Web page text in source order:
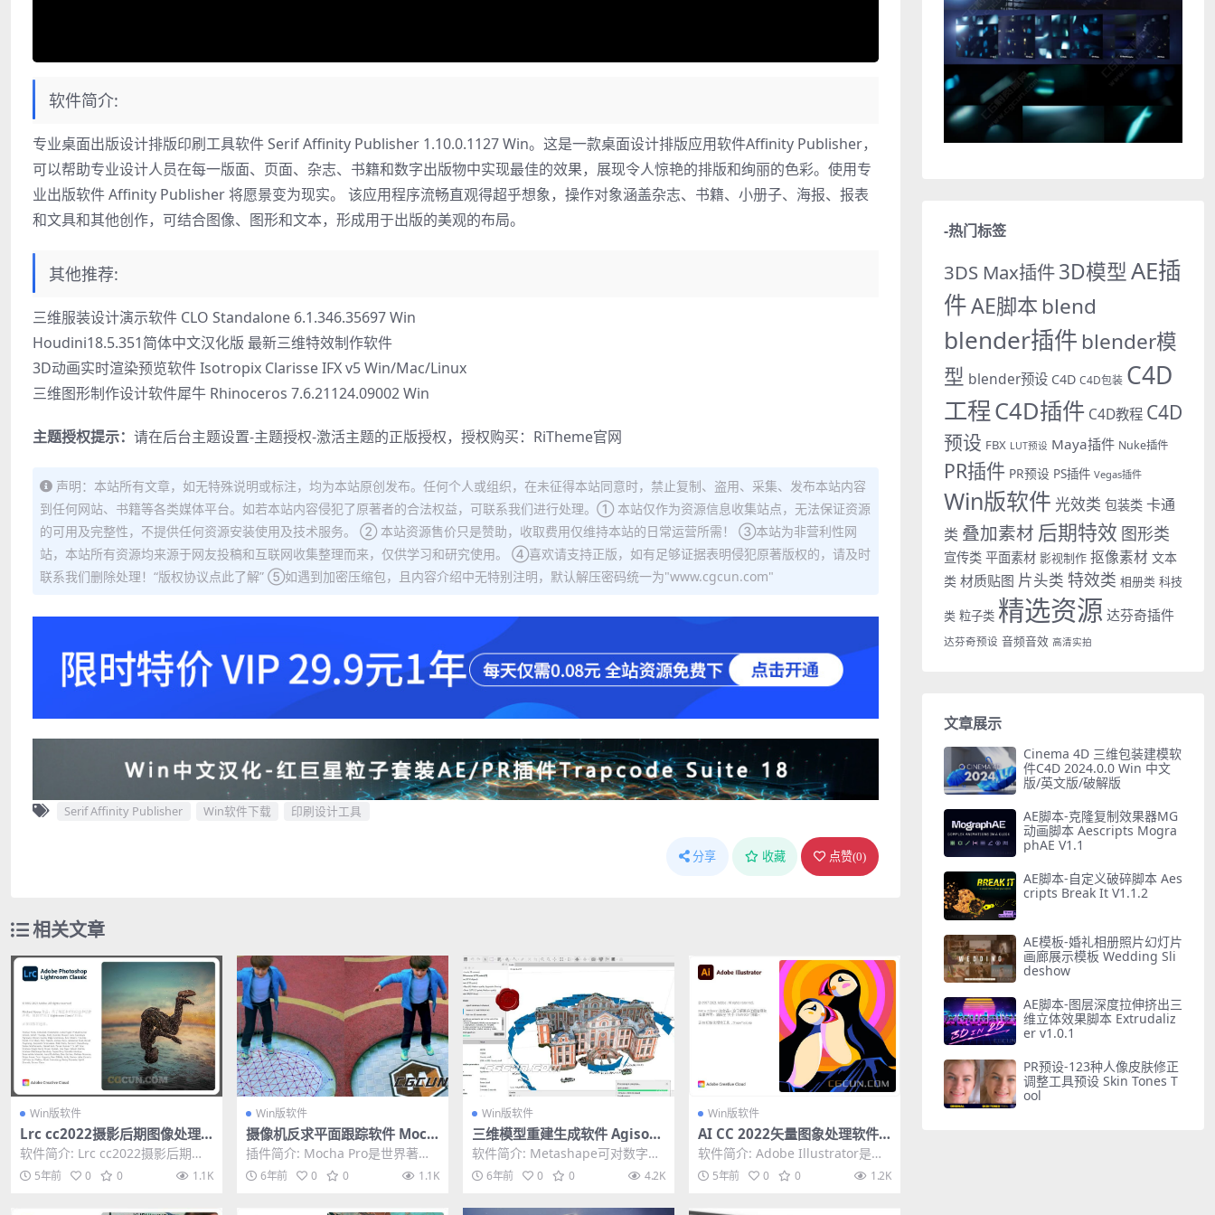
软件简介:
专业桌面出版设计排版印刷工具软件 Serif Affinity Publisher 1.10.0.1127 Win。这是一款桌面设计排版应用软件Affinity Publisher，
可以帮助专业设计人员在每一版面、页面、杂志、书籍和数字出版物中实现最佳的效果，展现令人惊艳的排版和绚丽的色彩。使用专
业出版软件 Affinity Publisher 将愿景变为现实。 该应用程序流畅直观得超乎想象，操作对象涵盖杂志、书籍、小册子、海报、报表
和文具和其他创作，可结合图像、图形和文本，形成用于出版的美观的布局。
其他推荐:
三维服装设计演示软件 CLO Standalone 6.1.346.35697 Win
Houdini18.5.351简体中文汉化版 最新三维特效制作软件
3D动画实时渲染预览软件 Isotropix Clarisse IFX v5 Win/Mac/Linux
三维图形制作设计软件犀牛 Rhinoceros 7.6.21124.09002 Win
主题授权提示： 请在后台主题设置-主题授权-激活主题的正版授权，授权购买： RiTheme官网
声明：本站所有文章，如无特殊说明或标注，均为本站原创发布。任何个人或组织，在未征得本站同意时，禁止复制、盗用、采集、发布本站内容
到任何网站、书籍等各类媒体平台。如若本站内容侵犯了原著者的合法权益，可联系我们进行处理。① 本站仅作为资源信息收集站点，无法保证资源
的可用及完整性，不提供任何资源安装使用及技术服务。 ② 本站资源售价只是赞助，收取费用仅维持本站的日常运营所需！ ③本站为非营利性网
站，本站所有资源均来源于网友投稿和互联网收集整理而来，仅供学习和研究使用。 ④喜欢请支持正版，如有足够证据表明侵犯原著版权的，请及时
联系我们删除处理！“版权协议点此了解” ⑤如遇到加密压缩包，且内容介绍中无特别注明，默认解压密码统一为"www.cgcun.com"
Serif Affinity Publisher Win软件下载 印刷设计工具
分享 收藏 点赞(0)
相关文章
Win版软件
Lrc cc2022摄影后期图像处理
软件Adobe Lightroom Classi
c 11.0
软件简介: Lrc cc2022摄影后期图
像处理软件Adobe Lightroo...
5年前 0 0 1.1K
Win版软件
摄像机反求平面跟踪软件 Moch
a Pro 2021 v8.0.0 Win破解独
立版
插件简介: Mocha Pro是世界著名
的平面跟踪，旋转定位和物体去除
工具。对于...
6年前 0 0 1.1K
Win版软件
三维模型重建生成软件 Agisoft
Metashape Professional V1.
6.1中文破解版
软件简介: Metashape可对数字图
像进行摄影测量处理并生成3D空间
数据基于...
6年前 0 0 4.2K
Win版软件
AI CC 2022矢量图象处理软件A
dobe Illustrator 2022 (26.0.
0.730)
软件简介: Adobe Illustrator是一
种应用于出版、多媒体和在线图
像...5年前 0 0 1.2K
-热门标签
3DS Max插件3D模型AE插
件AE脚本 blend
blender插件 blender模
型 blender预设 C4D C4D包装 C4D
工程C4D插件 C4D教程 C4D
预设 FBX LUT预设 Maya插件 Nuke插件
PR插件 PR预设 PS插件 Vegas插件
Win版软件 光效类 包装类 卡通
类 叠加素材 后期特效 图形类
宣传类 平面素材 影视制作 抠像素材 文本
类 材质贴图 片头类 特效类 相册类 科技
类 粒子类 精选资源 达芬奇插件
达芬奇预设 音频音效 高清实拍
文章展示
Cinema 4D 三维包装建模软
件C4D 2024.0.0 Win 中文
版/英文版/破解版
AE脚本-克隆复制效果器MG
动画脚本 Aescripts Mogra
phAE V1.1
AE脚本-自定义破碎脚本 Aes
cripts Break It V1.1.2
AE模板-婚礼相册照片幻灯片
画廊展示模板 Wedding Sli
deshow
AE脚本-图层深度拉伸挤出三
维立体效果脚本 Extrudaliz
er v1.0.1
PR预设-123种人像皮肤修正
调整工具预设 Skin Tones T
ool